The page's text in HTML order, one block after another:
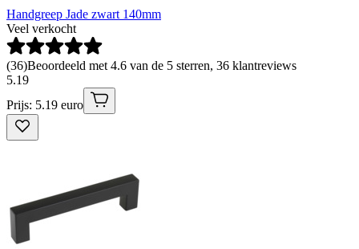
Handgreep Jade zwart 140mm
Veel verkocht
(36)Beoordeeld met 4.6 van de 5 sterren, 36 klantreviews
5.19
Prijs: 5.19 euro